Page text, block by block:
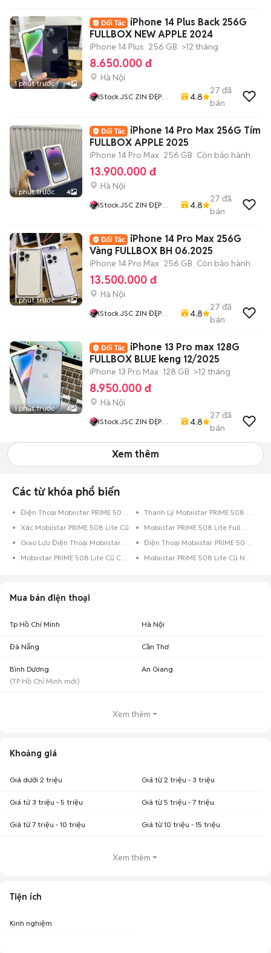
1 phút trước 4
iPhone 14 Plus Back 256G
FULLBOX NEW APPLE 2024
iPhone 14 Plus 256 GB >12 tháng
8.650.000 đ
Hà Nội
IStock.JSC ZIN ĐẸP
4.8
27 đã
bán
1 phút trước 4
iPhone 14 Pro Max 256G Tím
FULLBOX APPLE 2025
iPhone 14 Pro Max 256 GB Còn bảo hành
13.900.000 đ
Hà Nội
IStock.JSC ZIN ĐẸP
4.8
27 đã
bán
1 phút trước 4
iPhone 14 Pro Max 256G
Vàng FULLBOX BH 06.2025
iPhone 14 Pro Max 256 GB Còn bảo hành
13.500.000 đ
Hà Nội
IStock.JSC ZIN ĐẸP
4.8
27 đã
bán
1 phút trước 4
iPhone 13 Pro max 128G
FULLBOX BLUE keng 12/2025
iPhone 13 Pro Max 128 GB >12 tháng
8.950.000 đ
Hà Nội
IStock.JSC ZIN ĐẸP
4.8
27 đã
bán
Xem thêm
Các từ khóa phổ biến
Điện Thoại Mobiistar PRIME 508 Lite 16GB Đen Bóng
Thanh Lý Mobiistar PRIME 508 Lite Cũ
Xác Mobiistar PRIME 508 Lite Cũ
Mobiistar PRIME 508 Lite Full Box
Giao Lưu Điện Thoại Mobiistar PRIME 508 Lite
Điện Thoại Mobiistar PRIME 508 Lite Trả Góp
Mobiistar PRIME 508 Lite Cũ Còn Bảo Hành
Mobiistar PRIME 508 Lite Cũ Nguyên Zin
Mua bán điện thoại
Tp Hồ Chí Minh Hà Nội
Đà Nẵng Cần Thơ
Bình Dương
(TP Hồ Chí Minh mới)
An Giang
Xem thêm
Khoảng giá
Giá dưới 2 triệu Giá từ 2 triệu - 3 triệu
Giá từ 3 triệu - 5 triệu Giá từ 5 triệu - 7 triệu
Giá từ 7 triệu - 10 triệu Giá từ 10 triệu - 15 triệu
Xem thêm
Tiện ích
Kinh nghiệm